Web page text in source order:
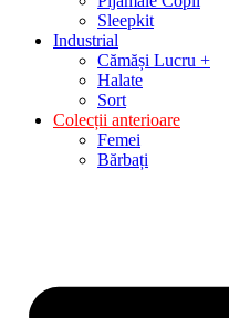
Sleepkit
Industrial
Cămăși Lucru +
Halate
Sort
Colecții anterioare
Femei
Bărbați